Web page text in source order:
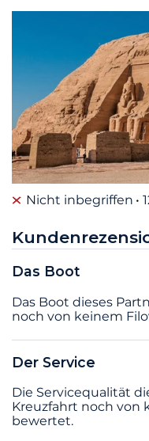
Nicht inbegriffen
Das Boot
Das Boot dieses
noch von keinem
Der Service
Die Servicequalität
Kreuzfahrt noch von
bewertet.